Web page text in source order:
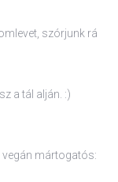
szórjunk rá
a tál alján. :)
vegán mártogatós: